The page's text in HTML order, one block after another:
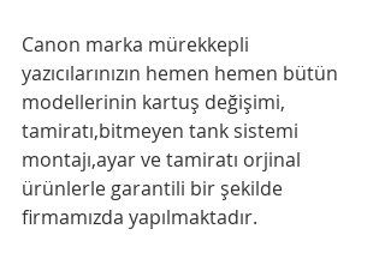
Canon marka mürekkepli
yazıcılarınızın hemen hemen bütün
modellerinin kartuş değişimi,
tamiratı,bitmeyen tank sistemi
montajı,ayar ve tamiratı orjinal
ürünlerle garantili bir şekilde
firmamızda yapılmaktadır.